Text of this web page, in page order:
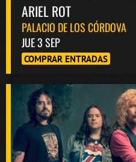
ARIEL ROT
PALACIO DE LOS CÓRDOVA
JUE 3 SEP
COMPRAR ENTRADAS